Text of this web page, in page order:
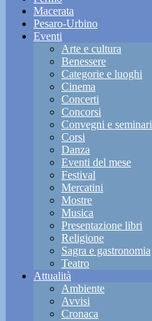
Macerata
Pesaro-Urbino
Eventi
Arte e cultura
Benessere
Categorie e luoghi
Cinema
Concerti
Concorsi
Convegni e seminari
Corsi
Danza
Eventi del mese
Festival
Mercatini
Mostre
Musica
Presentazione libri
Religione
Sagra e gastronomia
Teatro
Attualità
Ambiente
Avvisi
Cronaca